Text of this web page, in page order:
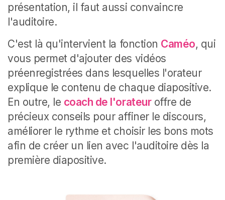
présentation, il faut aussi convaincre
l'auditoire.
C'est là qu'intervient la fonction Caméo, qui
vous permet d'ajouter des vidéos
préenregistrées dans lesquelles l'orateur
explique le contenu de chaque diapositive.
En outre, le coach de l'orateuroffre de
précieux conseils pour affiner le discours,
améliorer le rythme et choisir les bons mots
afin de créer un lien avec l'auditoire dès la
première diapositive.